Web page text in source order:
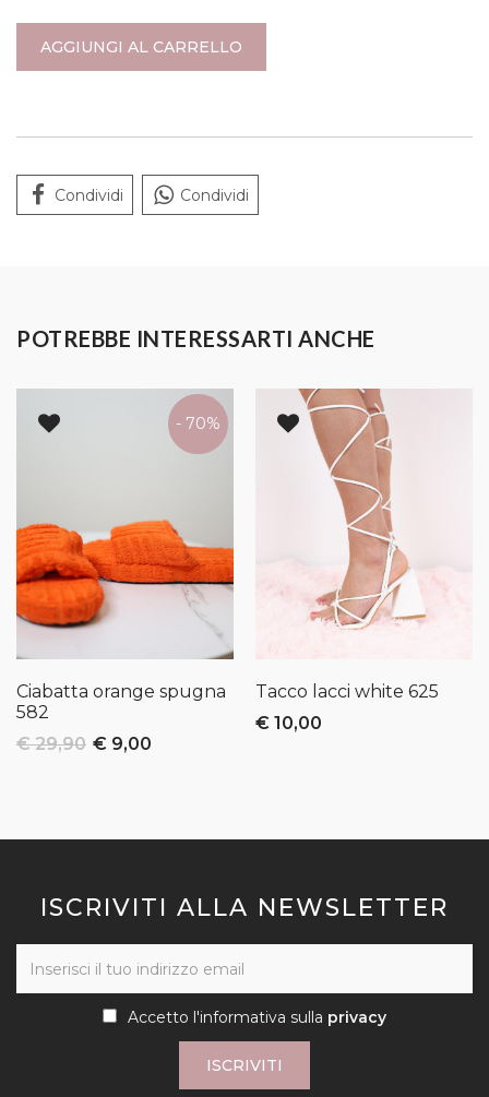
AGGIUNGI AL CARRELLO
Condividi Condividi
POTREBBE INTERESSARTI ANCHE
- 70%
Ciabatta orange spugna
582
€ 29,90 € 9,00
Tacco lacci white 625
€ 10,00
ISCRIVITI ALLA NEWSLETTER
Accetto l'informativa sulla privacy
ISCRIVITI